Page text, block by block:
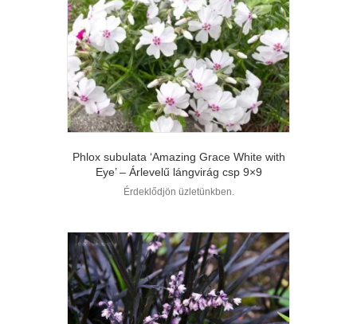
Phlox subulata ‘Amazing Grace White with
Eye’ – Árlevelű lángvirág csp 9×9
Érdeklődjön üzletünkben.